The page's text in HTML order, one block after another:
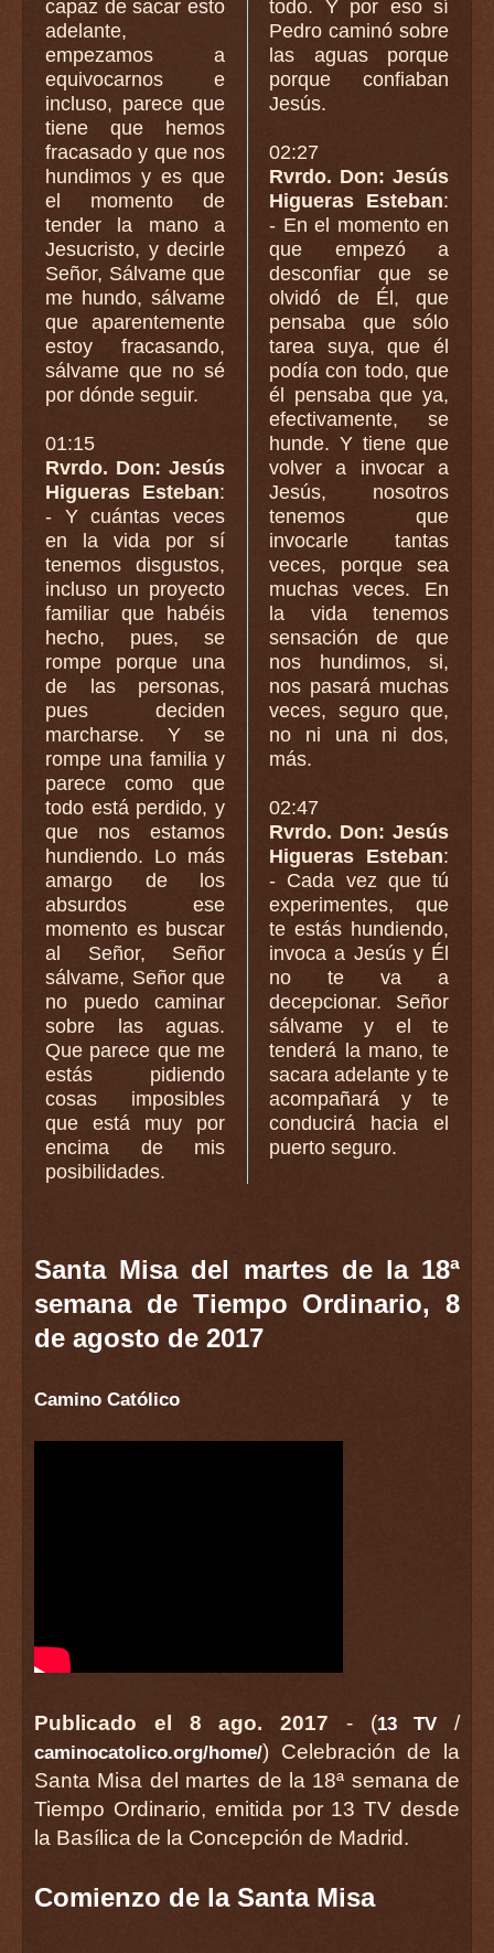
capaz de sacar esto
adelante,
empezamos a
equivocarnos e
incluso, parece que
tiene que hemos
fracasado y que nos
hundimos y es que
el momento de
tender la mano a
Jesucristo, y decirle
Señor, Sálvame que
me hundo, sálvame
que aparentemente
estoy fracasando,
sálvame que no sé
por dónde seguir.
01:15
Rvrdo. Don: Jesús
Higueras Esteban:
- Y cuántas veces
en la vida por sí
tenemos disgustos,
incluso un proyecto
familiar que habéis
hecho, pues, se
rompe porque una
de las personas,
pues deciden
marcharse. Y se
rompe una familia y
parece como que
todo está perdido, y
que nos estamos
hundiendo. Lo más
amargo de los
absurdos ese
momento es buscar
al Señor, Señor
sálvame, Señor que
no puedo caminar
sobre las aguas.
Que parece que me
estás pidiendo
cosas imposibles
que está muy por
encima de mis
posibilidades.
todo. Y por eso sí
Pedro caminó sobre
las aguas porque
porque confiaban
Jesús.
02:27
Rvrdo. Don: Jesús
Higueras Esteban:
- En el momento en
que empezó a
desconfiar que se
olvidó de Él, que
pensaba que sólo
tarea suya, que él
podía con todo, que
él pensaba que ya,
efectivamente, se
hunde. Y tiene que
volver a invocar a
Jesús, nosotros
tenemos que
invocarle tantas
veces, porque sea
muchas veces. En
la vida tenemos
sensación de que
nos hundimos, si,
nos pasará muchas
veces, seguro que,
no ni una ni dos,
más.
02:47
Rvrdo. Don: Jesús
Higueras Esteban:
- Cada vez que tú
experimentes, que
te estás hundiendo,
invoca a Jesús y Él
no te va a
decepcionar. Señor
sálvame y el te
tenderá la mano, te
sacara adelante y te
acompañará y te
conducirá hacia el
puerto seguro.
Santa Misa del martes de la 18ª
semana de Tiempo Ordinario, 8
de agosto de 2017
Camino Católico
Publicado el 8 ago. 2017 - (13 TV /
caminocatolico.org/home/) Celebración de la
Santa Misa del martes de la 18ª semana de
Tiempo Ordinario, emitida por 13 TV desde
la Basílica de la Concepción de Madrid.
Comienzo de la Santa Misa